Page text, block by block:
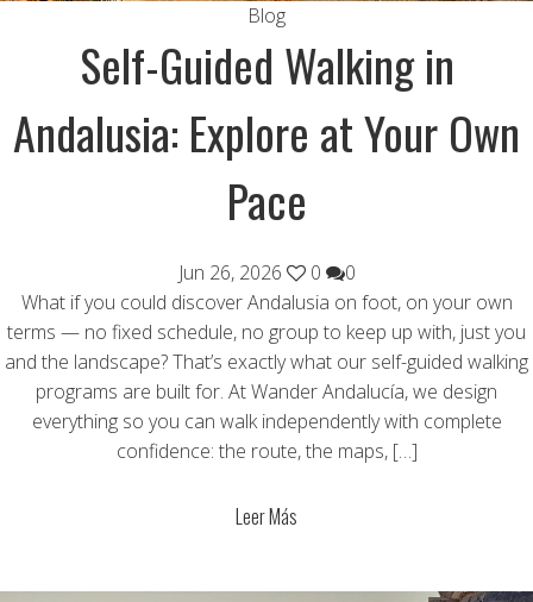
Blog
Self-Guided Walking in
Andalusia: Explore at Your Own
Pace
Jun 26, 2026 0
0
What if you could discover Andalusia on foot, on your own
terms — no fixed schedule, no group to keep up with, just you
and the landscape? That’s exactly what our self-guided walking
programs are built for. At Wander Andalucía, we design
everything so you can walk independently with complete
confidence: the route, the maps, […]
Leer Más